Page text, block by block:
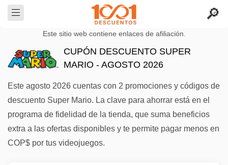
Este sitio web contiene enlaces de afiliación.
CUPÓN DESCUENTO SUPER
MARIO - AGOSTO 2026
Este agosto 2026 cuentas con 2 promociones y códigos de
descuento Super Mario. La clave para ahorrar está en el
programa de fidelidad de la tienda, que suma beneficios
extra a las ofertas disponibles y te permite pagar menos en
COP$ por tus videojuegos.